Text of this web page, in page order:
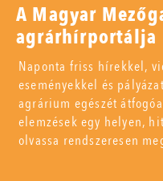
A Magyar
agrárhírportálja
Naponta friss hírekkel,
eseményekkel és
agrárium egészét
elemzések egy helyen,
olvassa rendszeresen